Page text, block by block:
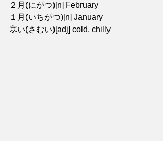
２月(にがつ)[n] February
１月(いちがつ)[n] January
寒い(さむい)[adj] cold, chilly